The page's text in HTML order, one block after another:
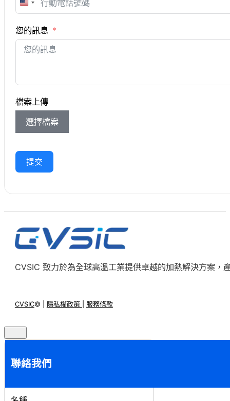
United
+1
您的訊息
檔案上傳
選擇檔案
提交
CVSIC 致力於為全球高溫工業提供卓越的加熱解決方案
CVSIC© | 隱私權政策 服務條款
聯絡我們